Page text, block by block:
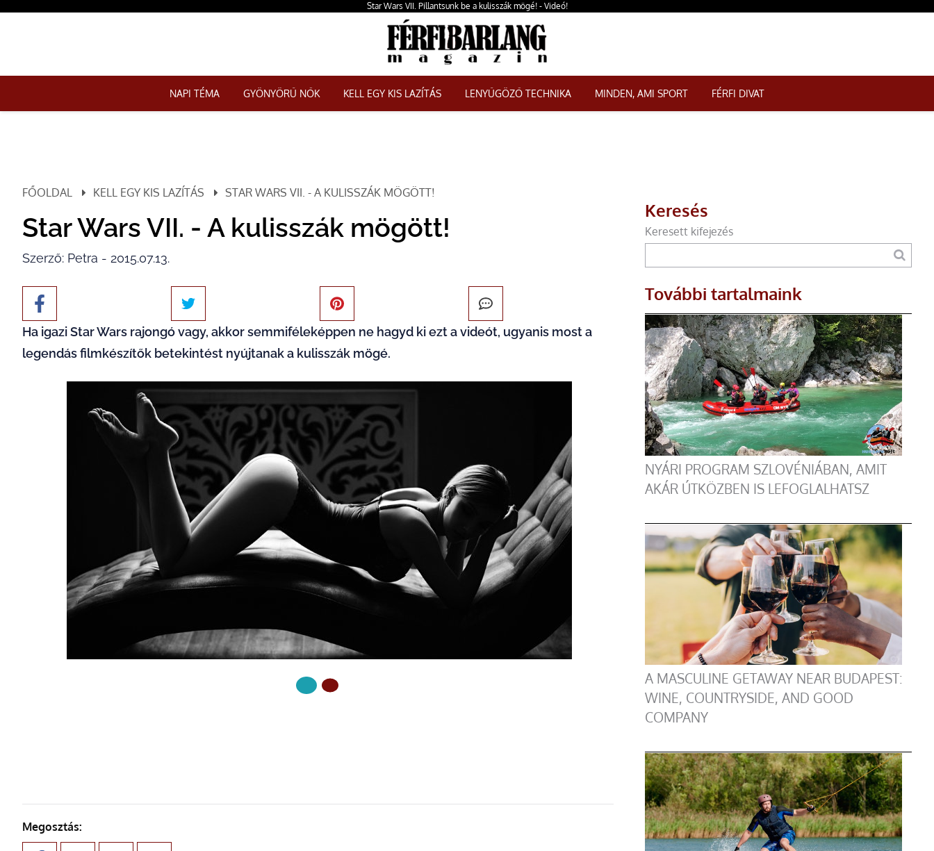
Star Wars VII. Pillantsunk be a kulisszák mögé! - Videó!
NAPI TÉMA GYÖNYÖRŰ NŐK KELL EGY KIS LAZÍTÁS LENYŰGÖZŐ TECHNIKA MINDEN, AMI SPORT FÉRFI DIVAT
FŐOLDAL KELL EGY KIS LAZÍTÁS STAR WARS VII. - A KULISSZÁK MÖGÖTT!
Star Wars VII. - A kulisszák mögött!
Szerző: Petra - 2015.07.13.
Ha igaziStar Wars rajongó vagy, akkor semmiféleképpen ne hagyd ki ezt a videót, ugyanis most a
legendás filmkészítők betekintést nyújtanak a kulisszák mögé.
Megosztás:
Keresés
Keresett kifejezés
További tartalmaink
NYÁRI PROGRAM SZLOVÉNIÁBAN, AMIT
AKÁR ÚTKÖZBEN IS LEFOGLALHATSZ
A MASCULINE GETAWAY NEAR BUDAPEST:
WINE, COUNTRYSIDE, AND GOOD
COMPANY